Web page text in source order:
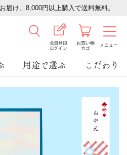
届け。8,000円以上購入で送料無料。
会員登録
ログイン
お買い物
カゴ
メニュー
用途で選ぶ こだわり